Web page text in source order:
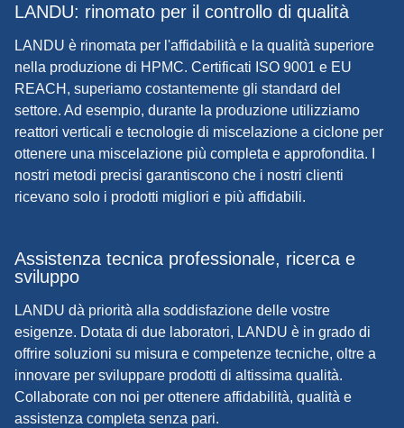
LANDU: rinomato per il controllo di qualità
LANDU è rinomata per l'affidabilità e la qualità superiore
nella produzione di HPMC. Certificati ISO 9001 e EU
REACH, superiamo costantemente gli standard del
settore. Ad esempio, durante la produzione utilizziamo
reattori verticali e tecnologie di miscelazione a ciclone per
ottenere una miscelazione più completa e approfondita. I
nostri metodi precisi garantiscono che i nostri clienti
ricevano solo i prodotti migliori e più affidabili.
Assistenza tecnica professionale, ricerca e
sviluppo
LANDU dà priorità alla soddisfazione delle vostre
esigenze. Dotata di due laboratori, LANDU è in grado di
offrire soluzioni su misura e competenze tecniche, oltre a
innovare per sviluppare prodotti di altissima qualità.
Collaborate con noi per ottenere affidabilità, qualità e
assistenza completa senza pari.